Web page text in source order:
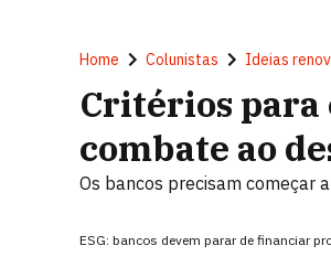
Home Colunistas Ideias
Critérios
combate ao
Os bancos precisam começar
ESG: bancos devem parar de financiar